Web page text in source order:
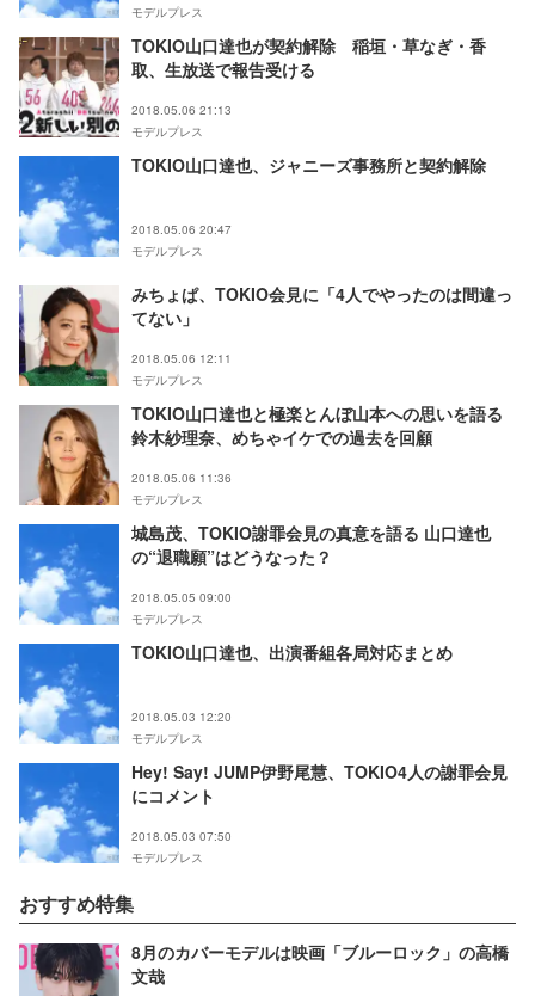
モデルプレス
TOKIO山口達也が契約解除 稲垣・草なぎ・香
取、生放送で報告受ける
2018.05.06 21:13
モデルプレス
TOKIO山口達也、ジャニーズ事務所と契約解除
2018.05.06 20:47
モデルプレス
みちょぱ、TOKIO会見に「4人でやったのは間違っ
てない」
2018.05.06 12:11
モデルプレス
TOKIO山口達也と極楽とんぼ山本への思いを語る
鈴木紗理奈、めちゃイケでの過去を回顧
2018.05.06 11:36
モデルプレス
城島茂、TOKIO謝罪会見の真意を語る 山口達也
の“退職願”はどうなった？
2018.05.05 09:00
モデルプレス
TOKIO山口達也、出演番組各局対応まとめ
2018.05.03 12:20
モデルプレス
Hey! Say! JUMP伊野尾慧、TOKIO4人の謝罪会見
にコメント
2018.05.03 07:50
モデルプレス
おすすめ特集
8月のカバーモデルは映画「ブルーロック」の高橋
文哉